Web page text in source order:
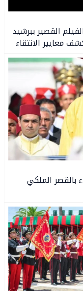
القصير ببرشيد
معايير الانتقاء
بالقصر الملكي